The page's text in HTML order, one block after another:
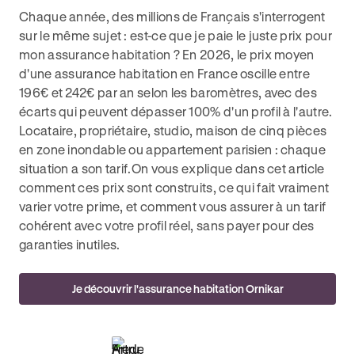
Chaque année, des millions de Français s'interrogent
sur le même sujet : est-ce que je paie le juste prix pour
mon assurance habitation ? En 2026, le prix moyen
d'une assurance habitation en France oscille entre
196€ et 242€ par an selon les baromètres, avec des
écarts qui peuvent dépasser 100% d'un profil à l'autre.
Locataire, propriétaire, studio, maison de cinq pièces
en zone inondable ou appartement parisien : chaque
situation a son tarif.On vous explique dans cet article
comment ces prix sont construits, ce qui fait vraiment
varier votre prime, et comment vous assurer à un tarif
cohérent avec votre profil réel, sans payer pour des
garanties inutiles.
Je découvrir l'assurance habitation Ornikar